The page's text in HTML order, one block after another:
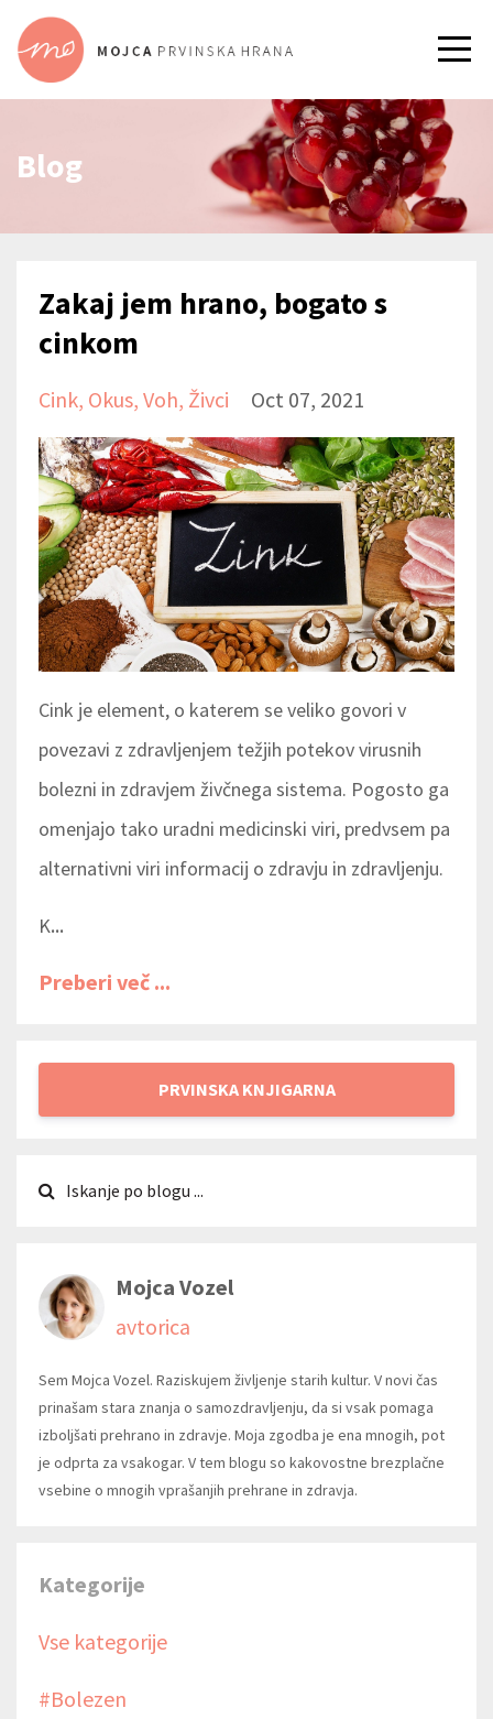
Blog
Zakaj jem hrano, bogato s
cinkom
Cink Okus Voh Živci Oct 07, 2021
Cink je element, o katerem se veliko govori v
povezavi z zdravljenjem težjih potekov virusnih
bolezni in zdravjem živčnega sistema. Pogosto ga
omenjajo tako uradni medicinski viri, predvsem pa
alternativni viri informacij o zdravju in zdravljenju.
K...
Preberi več ...
PRVINSKA KNJIGARNA
Mojca Vozel
avtorica
Sem Mojca Vozel. Raziskujem življenje starih kultur. V novi čas
prinašam stara znanja o samozdravljenju, da si vsak pomaga
izboljšati prehrano in zdravje. Moja zgodba je ena mnogih, pot
je odprta za vsakogar. V tem blogu so kakovostne brezplačne
vsebine o mnogih vprašanjih prehrane in zdravja.
Kategorije
Vse kategorije
#bolezen